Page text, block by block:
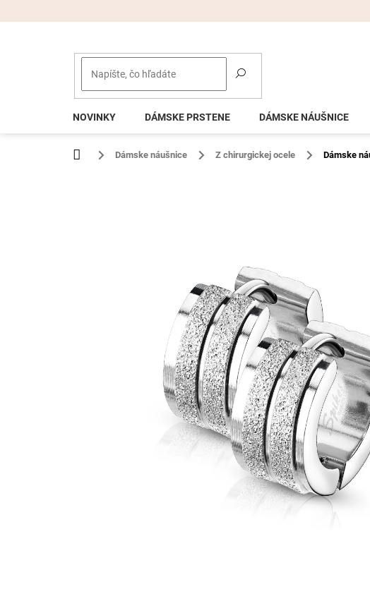
NOVINKY DÁMSKE PRSTENE DÁMSKE NÁUŠNICE
Domov Dámske náušnice Z chirurgickej ocele Dámske